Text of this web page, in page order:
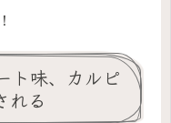
ト味、カルピ
れる